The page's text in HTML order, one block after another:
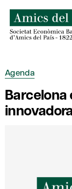
contenido
Agenda
Barcelona